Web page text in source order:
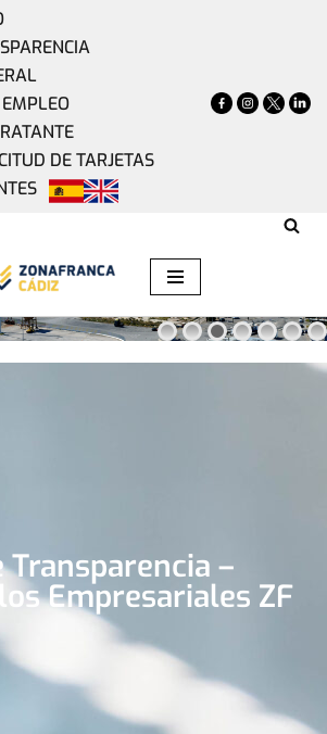
DE TARJETAS
UN ESPACIO
CADA IDEA
Transparencia –
Empresariales ZF